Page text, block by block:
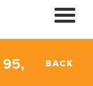
95,
BACK